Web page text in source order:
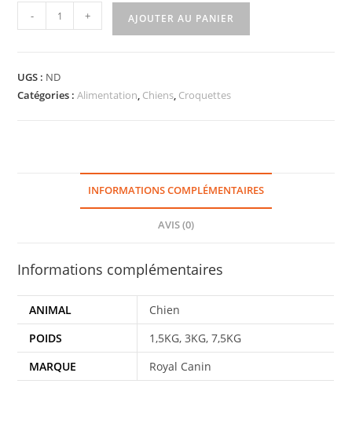
- + AJOUTER AU PANIER
UGS : ND
Catégories :Alimentation, Chiens, Croquettes
INFORMATIONS COMPLÉMENTAIRES
AVIS (0)
Informations complémentaires
ANIMAL
Chien
POIDS
1,5KG, 3KG, 7,5KG
MARQUE
Royal Canin